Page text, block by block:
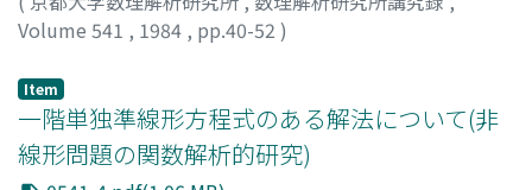
Volume 541 , 1984 , pp.40-52 )
Item
一階単独準線形方程式のある解法について(非
線形問題の関数解析的研究)